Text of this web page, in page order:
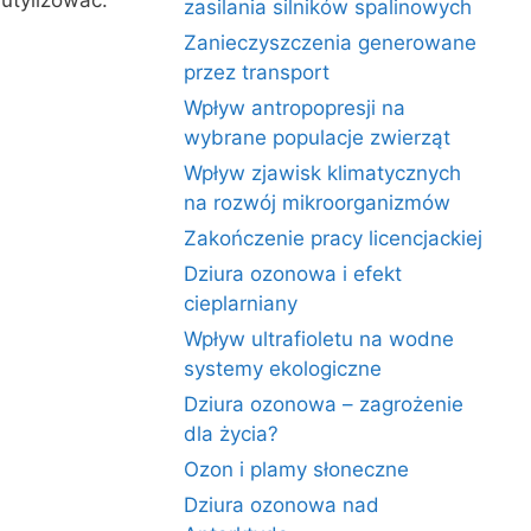
zasilania silników spalinowych
Zanieczyszczenia generowane
przez transport
Wpływ antropopresji na
wybrane populacje zwierząt
Wpływ zjawisk klimatycznych
na rozwój mikroorganizmów
Zakończenie pracy licencjackiej
Dziura ozonowa i efekt
cieplarniany
Wpływ ultrafioletu na wodne
systemy ekologiczne
Dziura ozonowa – zagrożenie
dla życia?
Ozon i plamy słoneczne
Dziura ozonowa nad